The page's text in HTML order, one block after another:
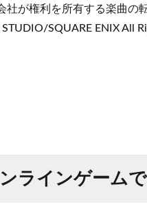
社が権利を所有する楽曲の
SQUARE ENIX All
ラインゲーム